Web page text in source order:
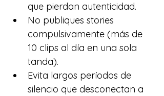
que pierdan autenticidad.
No publiques stories
compulsivamente (más de
10 clips al día en una sola
tanda).
Evita largos períodos de
silencio que desconectan a